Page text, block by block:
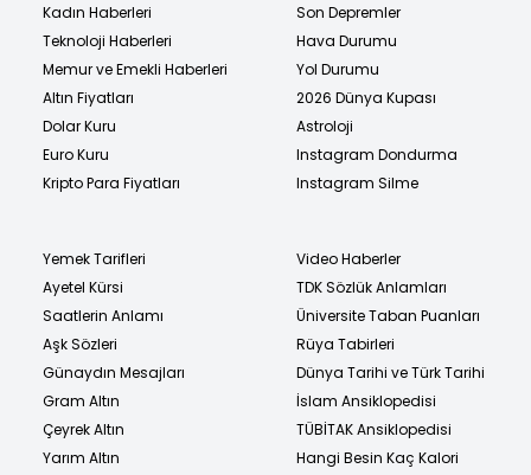
Kadın Haberleri
Teknoloji Haberleri
Memur ve Emekli Haberleri
Altın Fiyatları
Dolar Kuru
Euro Kuru
Kripto Para Fiyatları
Son Depremler
Hava Durumu
Yol Durumu
2026 Dünya Kupası
Astroloji
Instagram Dondurma
Instagram Silme
Yemek Tarifleri
Ayetel Kürsi
Saatlerin Anlamı
Aşk Sözleri
Günaydın Mesajları
Gram Altın
Çeyrek Altın
Yarım Altın
Video Haberler
TDK Sözlük Anlamları
Üniversite Taban Puanları
Rüya Tabirleri
Dünya Tarihi ve Türk Tarihi
İslam Ansiklopedisi
TÜBİTAK Ansiklopedisi
Hangi Besin Kaç Kalori